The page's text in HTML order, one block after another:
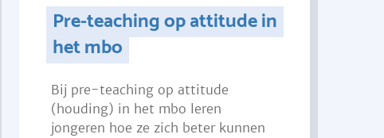
Pre-teaching op attitude in
het mbo
Bij pre-teaching op attitude
(houding) in het mbo leren
jongeren hoe ze zich beter kunnen